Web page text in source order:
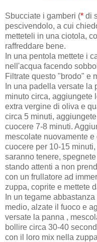
Sbucciate i gamberi (* di
pescivendolo, a cui
metteteli in una ciotola,
raffreddare bene.
In una pentola mettete i
nell'acqua facendo
Filtrate questo "brodo" e
In una padella versate la
minuto circa, aggiungete
extra vergine di oliva e
circa 5 minuti,
cuocere 7-8 minuti.
mescolate nuovamente
cuocere per 10-15
saranno tenere,
stando attenti a non
con un frullatore ad
zuppa, coprite e mettete
In un tegame
medio, alzate il fuoco e
versate la panna ,
bollire circa 30-40
con il loro mix nella